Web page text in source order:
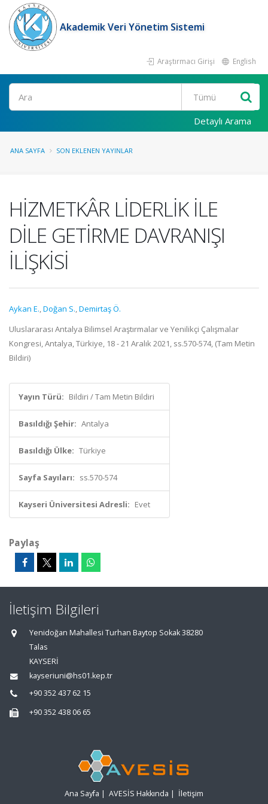
Akademik Veri Yönetim Sistemi
Araştırmacı Girişi English
Ara
Detaylı Arama
ANA SAYFA SON EKLENEN YAYINLAR
HİZMETKÂR LİDERLİK İLE
DİLE GETİRME DAVRANIŞI
İLİŞKİSİ
Aykan E.,Doğan S.,Demirtaş Ö.
Uluslararası Antalya Bilimsel Araştırmalar ve Yenilikçi Çalışmalar
Kongresi, Antalya, Türkiye, 18 - 21 Aralık 2021, ss.570-574, (Tam Metin
Bildiri)
Yayın Türü: Bildiri / Tam Metin Bildiri
Basıldığı Şehir: Antalya
Basıldığı Ülke: Türkiye
Sayfa Sayıları: ss.570-574
Kayseri Üniversitesi Adresli: Evet
Paylaş
İletişim Bilgileri
Yenidoğan Mahallesi Turhan Baytop Sokak 38280
Talas
KAYSERİ
kayseriuni@hs01.kep.tr
+90 352 437 62 15
+90 352 438 06 65
Ana Sayfa | AVESİS Hakkında | İletişim